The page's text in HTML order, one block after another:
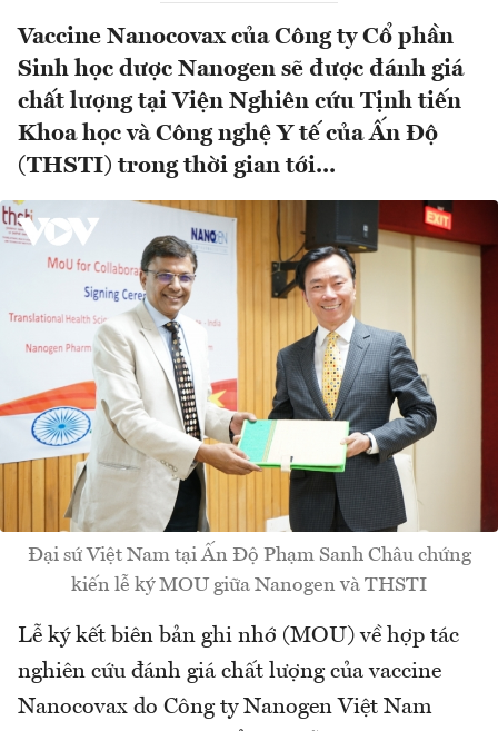
Vaccine Nanocovax của Công ty Cổ phần
Sinh học dược Nanogen sẽ được đánh giá
chất lượng tại Viện Nghiên cứu Tịnh tiến
Khoa học và Công nghệ Y tế của Ấn Độ
(THSTI) trong thời gian tới...
Đại sứ Việt Nam tại Ấn Độ Phạm Sanh Châu chứng
kiến lễ ký MOU giữa Nanogen và THSTI
Lễ ký kết biên bản ghi nhớ (MOU) về hợp tác
nghiên cứu đánh giá chất lượng của vaccine
Nanocovax do Công ty Nanogen Việt Nam